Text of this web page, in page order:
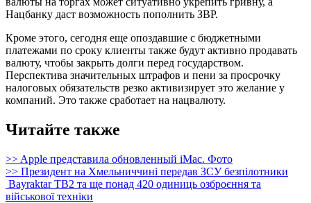
Нацбанку даст возможность пополнить ЗВР.
Кроме этого, сегодня еще опоздавшие с бюджетными
платежами по сроку клиенты также будут активно продавать
валюту, чтобы закрыть долги перед государством.
Перспектива значительных штрафов и пени за просрочку
налоговых обязательств резко активизирует это желание у
компаний. Это также сработает на нацвалюту.
Читайте также
>> Apple представила обновленный iMac. Фото
>> Президент на Хмельниччині передав ЗСУ безпілотники
Bayraktar TB2 та ще понад 420 одиниць озброєння та
військової техніки